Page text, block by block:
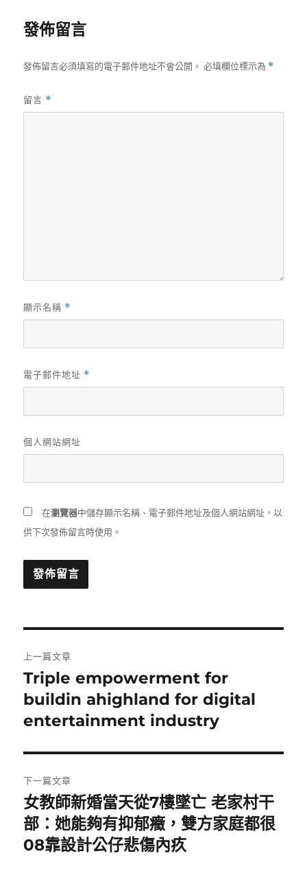
發佈留言
發佈留言必須填寫的電子郵件地址不會公開。 必填欄位標示為 *
留言 *
顯示名稱 *
電子郵件地址 *
個人網站網址
在瀏覽器中儲存顯示名稱、電子郵件地址及個人網站網址，以
供下次發佈留言時使用。
章
導
覽
上一篇文章
上
一
篇
章:
Triple empowerment for
buildin ahighland for digital
entertainment industry
下一篇文章
下
一
篇
女教師新婚當天從7樓墜亡 老家村干
部：她能夠有抑郁癥，雙方家庭都很
08靠設計公仔悲傷內疚